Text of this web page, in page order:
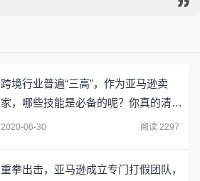
跨境行业普遍“三高”，作为亚马逊卖
家，哪些技能是必备的呢？你真的清楚
吗？
2020-06-30 阅读 2297
重拳出击，亚马逊成立专门打假团队，